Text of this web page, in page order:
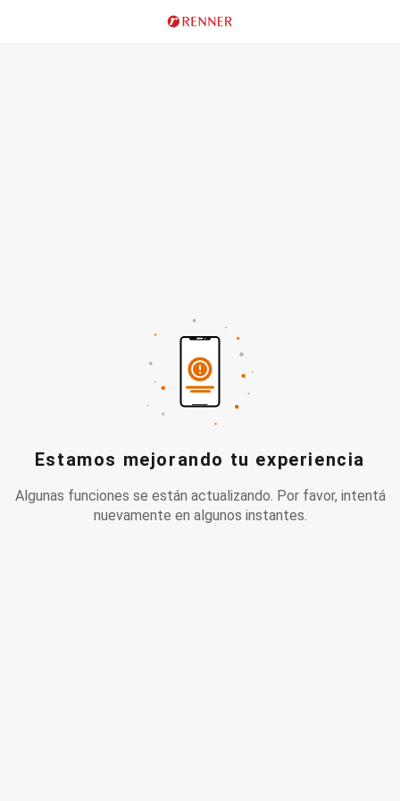
Estamos mejorando tu experiencia
Algunas funciones se están actualizando. Por favor, intentá
nuevamente en algunos instantes.